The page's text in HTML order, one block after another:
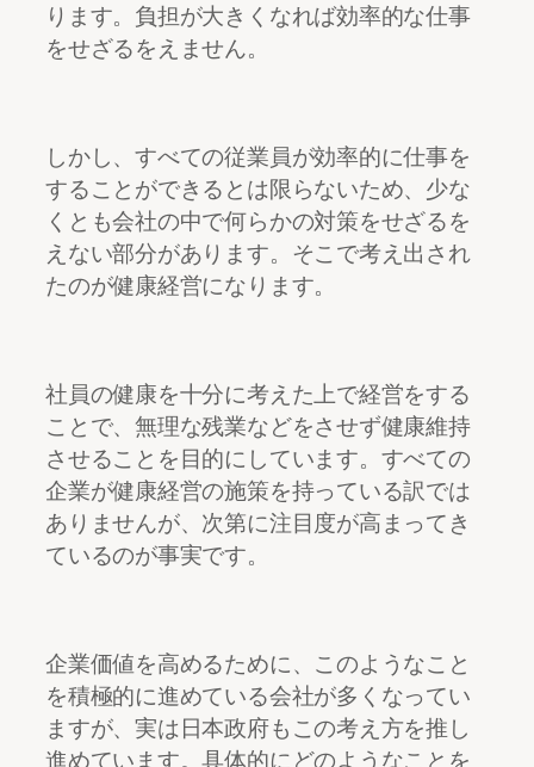
ります。負担が大きくなれば効率的な仕事
をせざるをえません。
しかし、すべての従業員が効率的に仕事を
することができるとは限らないため、少な
くとも会社の中で何らかの対策をせざるを
えない部分があります。そこで考え出され
たのが健康経営になります。
社員の健康を十分に考えた上で経営をする
ことで、無理な残業などをさせず健康維持
させることを目的にしています。すべての
企業が健康経営の施策を持っている訳では
ありませんが、次第に注目度が高まってき
ているのが事実です。
企業価値を高めるために、このようなこと
を積極的に進めている会社が多くなってい
ますが、実は日本政府もこの考え方を推し
進めています。具体的にどのようなことを